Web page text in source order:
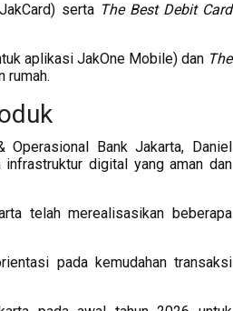
serta The Best Debit Card
aplikasi JakOne Mobile) dan The
rumah.
Bank Jakarta, Daniel
infrastruktur digital yang aman dan
telah merealisasikan beberapa
pada kemudahan transaksi